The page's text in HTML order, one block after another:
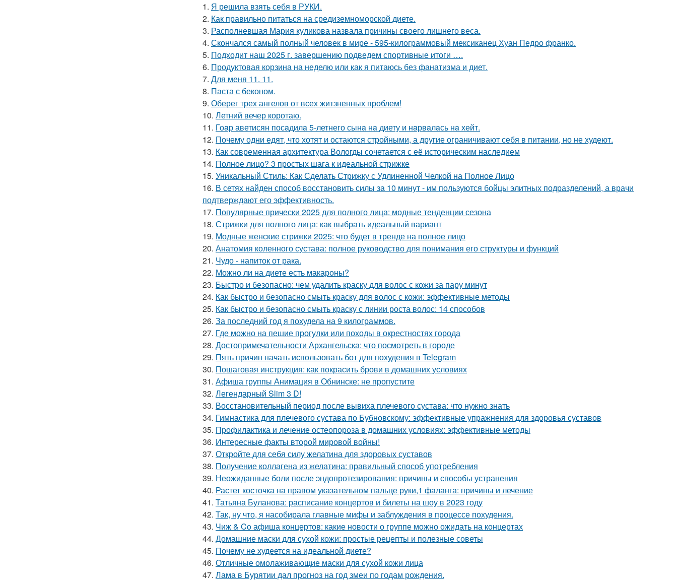
1. Я решила взять себя в РУКИ.
2. Как правильно питаться на средиземноморской диете.
3. Располневшая Мария куликова назвала причины своего лишнего веса.
4. Скончался самый полный человек в мире - 595-килограммовый мексиканец Хуан Педро франко.
5. Подходит наш 2025 г. завершению подведем спортивные итоги ….
6. Продуктовая корзина на неделю или как я питаюсь без фанатизма и диет.
7. Для меня 11. 11.
8. Паста с беконом.
9. Оберег трех ангелов от всех житзненных проблем!
10. Летний вечер коротаю.
11. Гоaр аветисян посaдилa 5-летнего сынa нa диету и нaрвaлaсь нa хейт.
12. Почему одни едят, что хотят и остаются стройными, а другие ограничивают себя в питании, но не худеют.
13. Как современная архитектура Вологды сочетается с её историческим наследием
14. Полное лицо? 3 простых шага к идеальной стрижке
15. Уникальный Стиль: Как Сделать Стрижку с Удлиненной Челкой на Полное Лицо
16. В сетях найден способ восстановить силы за 10 минут - им пользуются бойцы элитных подразделений, а врачи
подтверждают его эффективность.
17. Популярные прически 2025 для полного лица: модные тенденции сезона
18. Стрижки для полного лица: как выбрать идеальный вариант
19. Модные женские стрижки 2025: что будет в тренде на полное лицо
20. Анатомия коленного сустава: полное руководство для понимания его структуры и функций
21. Чудо - напиток от рака.
22. Можно ли на диете есть макароны?
23. Быстро и безопасно: чем удалить краску для волос с кожи за пару минут
24. Как быстро и безопасно смыть краску для волос с кожи: эффективные методы
25. Как быстро и безопасно смыть краску с линии роста волос: 14 способов
26. За последний год я похудела на 9 килограммов.
27. Где можно на пешие прогулки или походы в окрестностях города
28. Достопримечательности Архангельска: что посмотреть в городе
29. Пять причин начать использовать бот для похудения в Telegram
30. Пошаговая инструкция: как покрасить брови в домашних условиях
31. Афиша группы Анимация в Обнинске: не пропустите
32. Легендарный Slim 3 D!
33. Восстановительный период после вывиха плечевого сустава: что нужно знать
34. Гимнастика для плечевого сустава по Бубновскому: эффективные упражнения для здоровья суставов
35. Профилактика и лечение остеопороза в домашних условиях: эффективные методы
36. Интересные факты второй мировой войны!
37. Откройте для себя силу желатина для здоровых суставов
38. Получение коллагена из желатина: правильный способ употребления
39. Неожиданные боли после эндопротезирования: причины и способы устранения
40. Растет косточка на правом указательном пальце руки,1 фаланга: причины и лечение
41. Татьяна Буланова: расписание концертов и билеты на шоу в 2023 году
42. Так, ну что, я насобирала главные мифы и заблуждения в процессе похудения.
43. Чиж & Co афиша концертов: какие новости о группе можно ожидать на концертах
44. Домашние маски для сухой кожи: простые рецепты и полезные советы
45. Почему не худеется на идеальной диете?
46. Отличные омолаживающие маски для сухой кожи лица
47. Лама в Бурятии дал прогноз на год змеи по годам рождения.